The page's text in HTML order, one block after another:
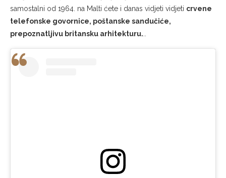
samostalni od 1964. na Malti ćete i danas vidjeti vidjeti crvene
telefonske govornice, poštanske sandučiće,
prepoznatljivu britansku arhitekturu.